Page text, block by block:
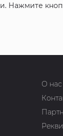
Нажмите
О нас